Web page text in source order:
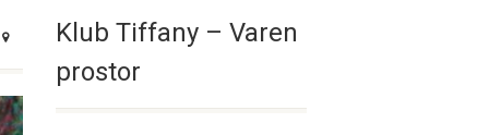
Klub Tiffany – Varen
prostor